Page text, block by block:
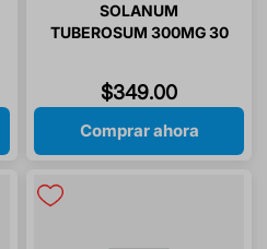
SOLANUM
TUBEROSUM 300MG 30
$349.00
Comprar ahora